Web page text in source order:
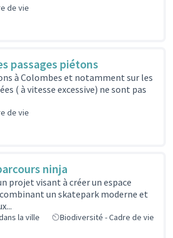
de vie
passages piétons
à Colombes et notamment sur les
( à vitesse excessive) ne sont pas
de vie
ninja
projet visant à créer un espace
un skatepark moderne et
la ville Biodiversité - Cadre de vie